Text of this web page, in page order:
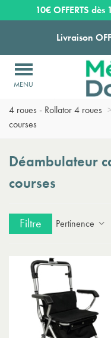
Matériel
4 roues - Rollator 4 roues
courses
Déambulateur
courses
Filtre Pertinence
10€ OFFERTS
Livraison
Payez en 3 ou 4
Expédition
Expédition